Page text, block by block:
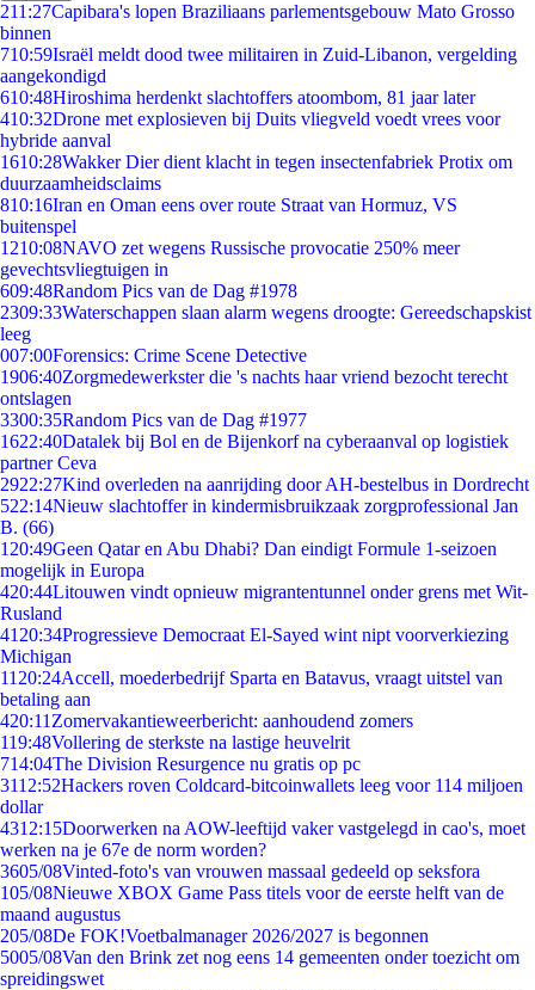
211:27Capibara's lopen Braziliaans parlementsgebouw Mato Grosso
binnen
710:59Israël meldt dood twee militairen in Zuid-Libanon, vergelding
aangekondigd
610:48Hiroshima herdenkt slachtoffers atoombom, 81 jaar later
410:32Drone met explosieven bij Duits vliegveld voedt vrees voor
hybride aanval
1610:28Wakker Dier dient klacht in tegen insectenfabriek Protix om
duurzaamheidsclaims
810:16Iran en Oman eens over route Straat van Hormuz, VS
buitenspel
1210:08NAVO zet wegens Russische provocatie 250% meer
gevechtsvliegtuigen in
609:48Random Pics van de Dag #1978
2309:33Waterschappen slaan alarm wegens droogte: Gereedschapskist
leeg
007:00Forensics: Crime Scene Detective
1906:40Zorgmedewerkster die 's nachts haar vriend bezocht terecht
ontslagen
3300:35Random Pics van de Dag #1977
1622:40Datalek bij Bol en de Bijenkorf na cyberaanval op logistiek
partner Ceva
2922:27Kind overleden na aanrijding door AH-bestelbus in Dordrecht
522:14Nieuw slachtoffer in kindermisbruikzaak zorgprofessional Jan
B. (66)
1 20:49Geen Qatar en Abu Dhabi? Dan eindigt Formule 1-seizoen
mogelijk in Europa
420:44Litouwen vindt opnieuw migrantentunnel onder grens met Wit-
Rusland
41 20:34Progressieve Democraat El-Sayed wint nipt voorverkiezing
Michigan
11 20:24Accell, moederbedrijf Sparta en Batavus, vraagt uitstel van
betaling aan
420:11 Zomervakantieweerbericht: aanhoudend zomers
119:48Vollering de sterkste na lastige heuvelrit
714:04The Division Resurgence nu gratis op pc
3112:52Hackers roven Coldcard-bitcoinwallets leeg voor 114 miljoen
dollar
4312:15Doorwerken na AOW-leeftijd vaker vastgelegd in cao's, moet
werken na je 67e de norm worden?
3605/08Vinted-foto's van vrouwen massaal gedeeld op seksfora
105/08Nieuwe XBOX Game Pass titels voor de eerste helft van de
maand augustus
205/08De FOK!Voetbalmanager 2026/2027 is begonnen
5005/08Van den Brink zet nog eens 14 gemeenten onder toezicht om
spreidingswet